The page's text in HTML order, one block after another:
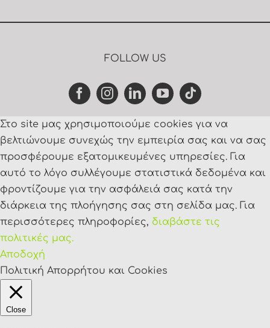
FOLLOW US
Στο site μας χρησιμοποιούμε cookies για να
βελτιώνουμε συνεχώς την εμπειρία σας και να σας
προσφέρουμε εξατομικευμένες υπηρεσίες. Για
αυτό το λόγο συλλέγουμε στατιστικά δεδομένα και
φροντίζουμε για την ασφάλειά σας κατά την
διάρκεια της πλοήγησης σας στη σελίδα μας. Για
περισσότερες πληροφορίες, διαβάστε τις
πολιτικές μας.
Αποδοχή
Πολιτική Απορρήτου και Cookies
Close